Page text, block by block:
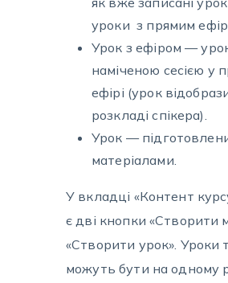
уроки з прямим
Урок з ефіром —
наміченою сесією у
ефірі (урок
розкладі спікера).
Урок —
матеріалами.
У вкладці «Контент
є дві кнопки «Створити
«Створити урок». Уроки
можуть бути на одному